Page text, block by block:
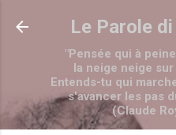
Passa ai
Le Parole
"Pensée qui à
la neige neige
Entends-tu qui
s'avancer les pas
(Claude